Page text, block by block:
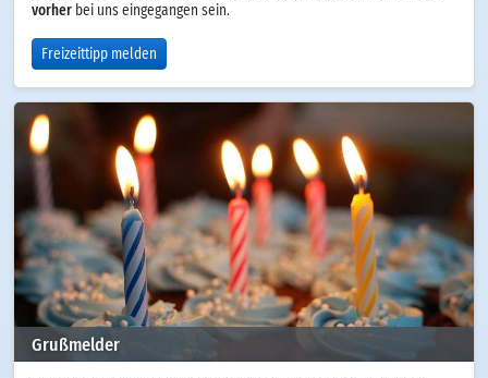
vorher bei uns eingegangen sein.
Freizeittipp melden
Grußmelder